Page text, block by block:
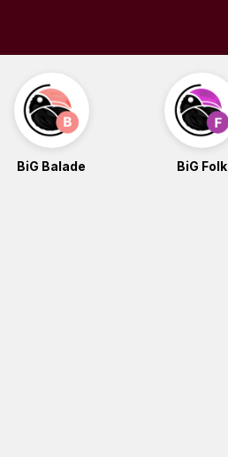
BiG Balade BiG Folk